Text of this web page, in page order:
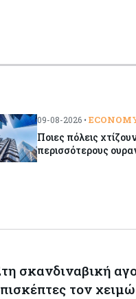
09-08-2026 •
Ποιες πόλεις
περισσότερους
σκανδιναβική
τον